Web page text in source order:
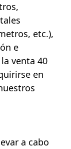
etc.),
e
venta 40
en
a cabo